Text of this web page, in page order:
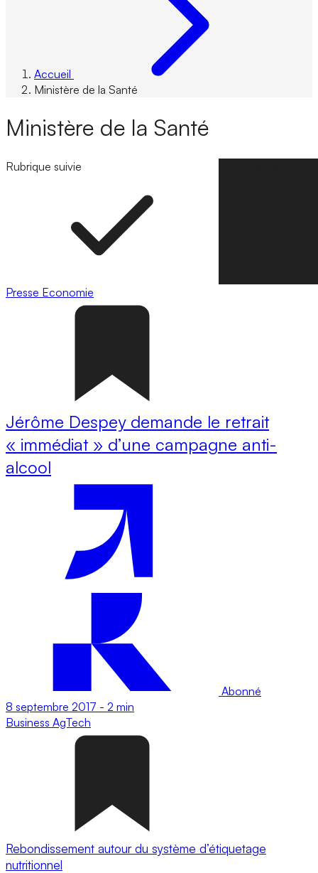
Accueil
Ministère de la Santé
Ministère de la Santé
Rubrique suivie
Presse Economie
Jérôme Despey demande le retrait
« immédiat » d’une campagne anti-
alcool
Abonné
8 septembre 2017 - 2 min
Business AgTech
Rebondissement autour du système d’étiquetage
nutritionnel